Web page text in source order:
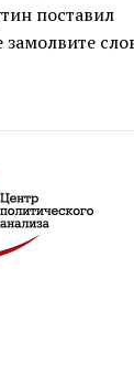
поставил